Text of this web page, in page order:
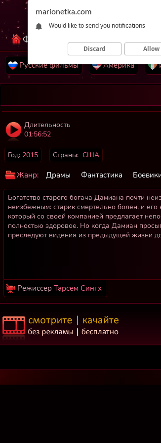
Фильмы КиноНетка Лучшие
Русские фильмы Америка
Длительность
01:56:52
Год: 2015 Страны: США
Жанр: Драмы Фантастика
Богатство старого богача Дамиана почти
неизбежным: старик смертельно болен, и
который со своей компанией предлагает
полностью здоровое. Но когда Дамиан
преследуют видения из предыдущей жизни
Режиссер Тарсем Сингх
marionetka.com
Would like to send you notifications
Discard Allow